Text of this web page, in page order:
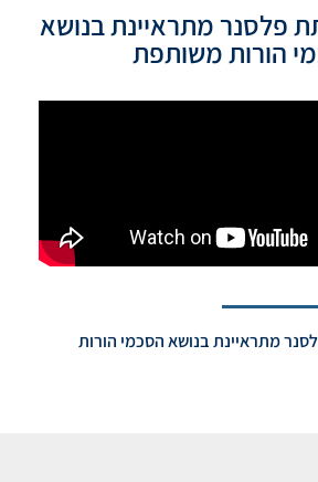
פלסנר מתראיינת בנושא
הורות משותפת
מתראיינת בנושא הסכמי הורות